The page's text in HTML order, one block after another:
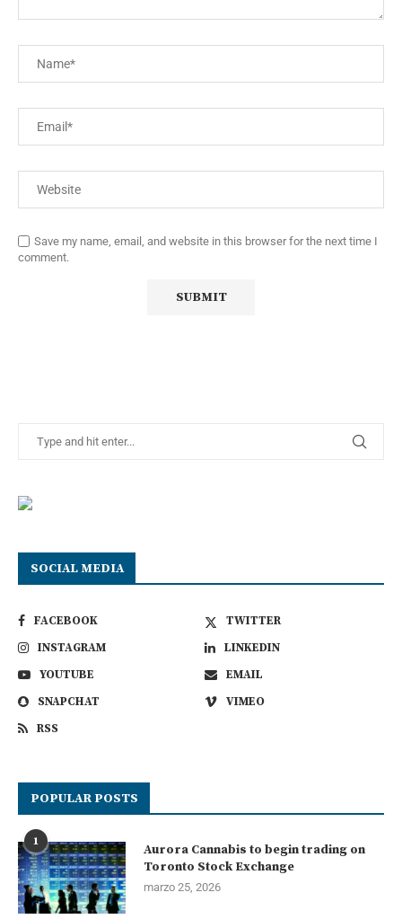
Save my name, email, and website in this browser for the next time I
comment.
SOCIAL MEDIA
FACEBOOK
TWITTER
INSTAGRAM
LINKEDIN
YOUTUBE
EMAIL
SNAPCHAT
VIMEO
RSS
POPULAR POSTS
1
Aurora Cannabis to begin trading on
Toronto Stock Exchange
marzo 25, 2026